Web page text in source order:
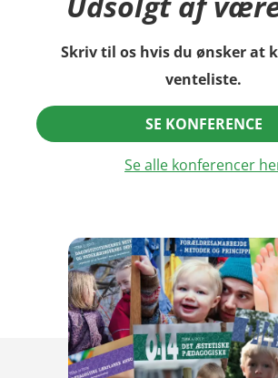
Skriv til os hvis du ønsker at
venteliste.
SE KONFERENCE
Se alle konferencer